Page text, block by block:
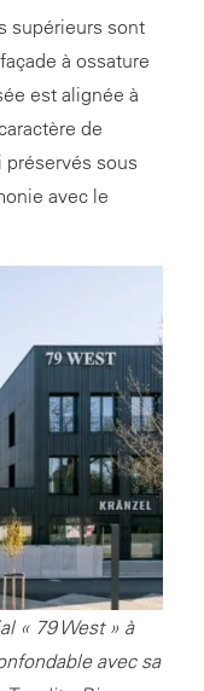
supérieurs sont
à ossature
est alignée à
de
préservés sous
avec le
« 79 West » à
avec sa